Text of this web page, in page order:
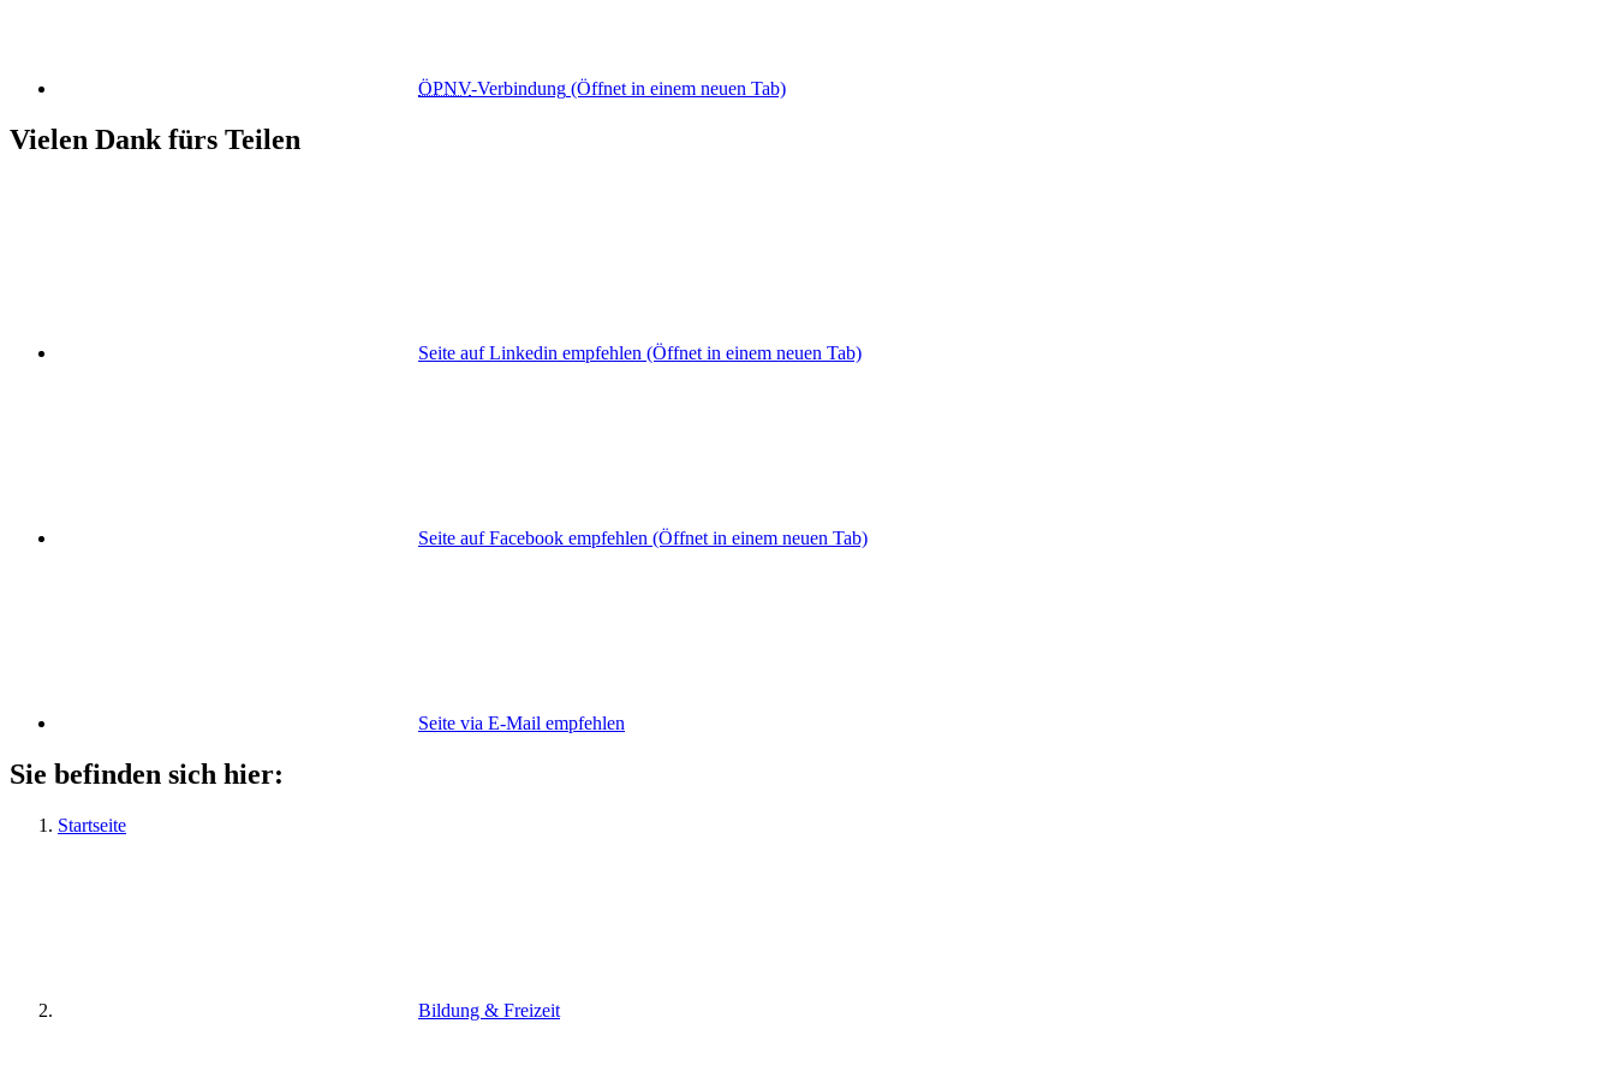
ÖPNV-Verbindung (Öffnet in einem neuen Tab)
Vielen Dank fürs Teilen
Seite auf Linkedin empfehlen (Öffnet in einem neuen Tab)
Seite auf Facebook empfehlen (Öffnet in einem neuen Tab)
Seite via E-Mail empfehlen
Sie befinden sich hier:
Startseite
Bildung & Freizeit